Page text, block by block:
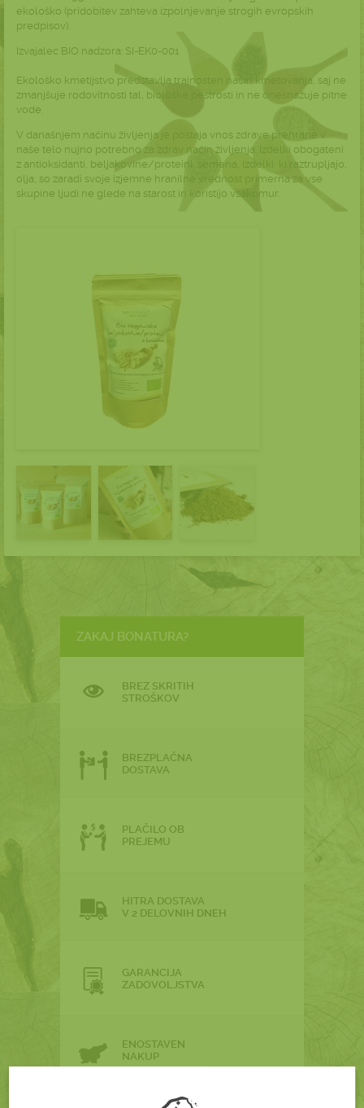
ekološko (pridobitev zahteva izpolnjevanje strogih evropskih
predpisov).
Izvajalec BIO nadzora: SI-EK0-001
Ekološko kmetijstvo predstavlja trajnosten način kmetovanja, saj ne
zmanjšuje rodovitnosti tal, biološke pestrosti in ne onesnažuje pitne
vode.
V današnjem načinu življenja je postaja vnos zdrave prehrane v
naše telo nujno potrebno za zdrav način življenja. Izdelki obogateni
z antioksidanti, beljakovine/proteini, semena, izdelki ki raztrupljajo,
olja, so zaradi svoje izjemne hranilne vrednost primerna za vse
skupine ljudi ne glede na starost in koristijo vsakomur.
ZAKAJ BONATURA?
BREZ SKRITIH
STROŠKOV
BREZPLAČNA
DOSTAVA
PLAČILO OB
PREJEMU
HITRA DOSTAVA
V 2 DELOVNIH DNEH
GARANCIJA
ZADOVOLJSTVA
ENOSTAVEN
NAKUP